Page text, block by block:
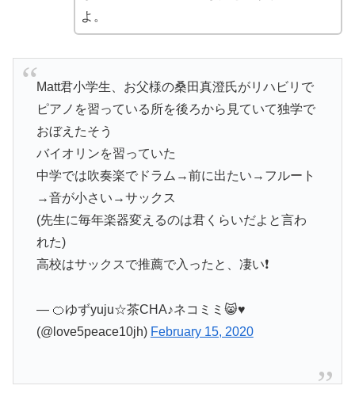
よ。
Matt君小学生、お父様の桑田真澄氏がリハビリで
ピアノを習っている所を後ろから見ていて独学で
おぼえたそう
バイオリンを習っていた
中学では吹奏楽でドラム→前に出たい→フルート
→音が小さい→サックス
(先生に毎年楽器変えるのは君くらいだよと言わ
れた)
高校はサックスで推薦で入ったと、凄い❗️
— 🍊ゆずyuju☆茶CHA♪ネコミミ😸♥
(@love5peace10jh) February 15, 2020